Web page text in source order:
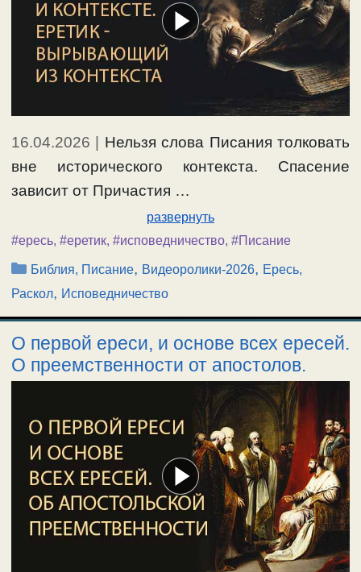
16.04.2026
Нельзя слова Писания толковать
вне исторического контекста. Спасение
зависит от Причастия …
развернуть
#ересь, #еретик, #исповедничество, #Писание
Рубрики
Библия, Писание, Видеоролики-2026, Ересь,
Раскол, Исповедничество
О первой ереси, и основе всех ересей.
О преемственности от апостолов.